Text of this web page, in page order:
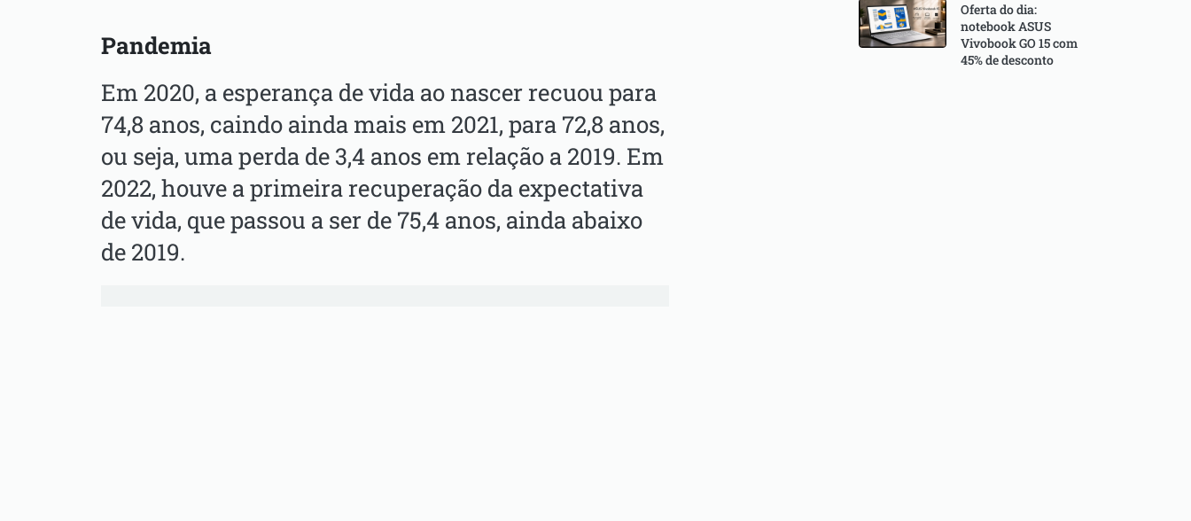
Pandemia
Em 2020, a esperança de vida ao nascer recuou para
74,8 anos, caindo ainda mais em 2021, para 72,8 anos,
ou seja, uma perda de 3,4 anos em relação a 2019. Em
2022, houve a primeira recuperação da expectativa
de vida, que passou a ser de 75,4 anos, ainda abaixo
de 2019.
Oferta do dia:
notebook ASUS
Vivobook GO 15 com
45% de desconto